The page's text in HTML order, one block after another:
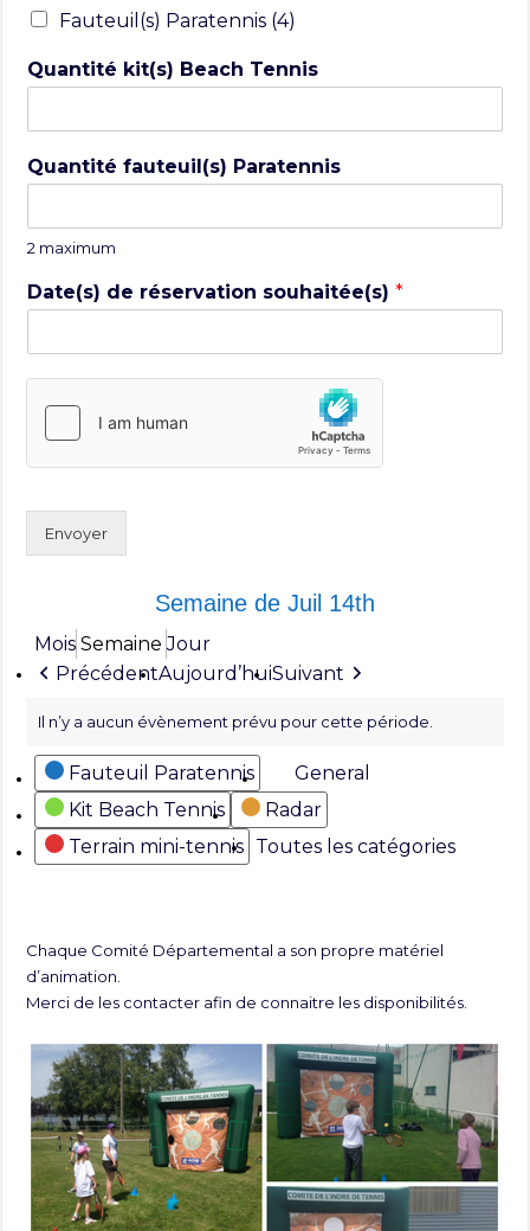
Fauteuil(s) Paratennis (4)
Quantité kit(s) Beach Tennis
Quantité fauteuil(s) Paratennis
2 maximum
Date(s) de réservation souhaitée(s)*
Envoyer
Semaine de Juil 14th
Mois Semaine Jour
PrécédentAujourd’huiSuivant
Il n’y a aucun évènement prévu pour cette période.
Catégories
Fauteuil Paratennis
General
Kit Beach Tennis
Radar
Terrain mini-tennis Toutes les catégories
Chaque Comité Départemental a son propre matériel
d’animation.
Merci de les contacter afin de connaitre les disponibilités.